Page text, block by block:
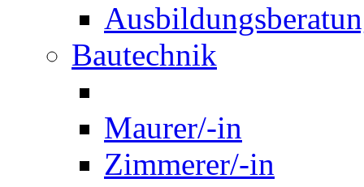
Bautechnik
Maurer/-in
Zimmerer/-in